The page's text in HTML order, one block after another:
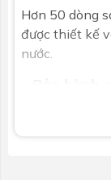
Hơn 50 dòng
được thiết kế
nước.
- Bảo hành
+ Bào hành
+ Bảo hành